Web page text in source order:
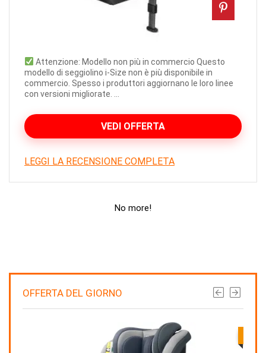
Attenzione: Modello non più in commercio Questo
modello di seggiolino i-Size non è più disponibile in
commercio. Spesso i produttori aggiornano le loro linee
con versioni migliorate. ...
VEDI OFFERTA
LEGGI LA RECENSIONE COMPLETA
No more!
OFFERTA DEL GIORNO